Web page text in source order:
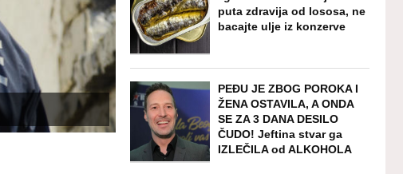
puta zdravija od lososa, ne
bacajte ulje iz konzerve
PEĐU JE ZBOG POROKA I
ŽENA OSTAVILA, A ONDA
SE ZA 3 DANA DESILO
ČUDO! Jeftina stvar ga
IZLEČILA od ALKOHOLA